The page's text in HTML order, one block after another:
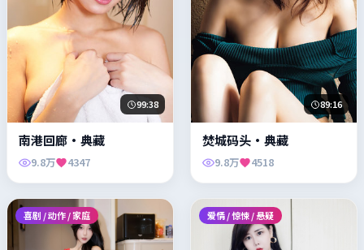
99:38
南港回廊·典藏
9.8万 4347
89:16
焚城码头·典藏
9.8万 4518
喜剧 / 动作 / 家庭 爱情 / 惊悚 / 悬疑